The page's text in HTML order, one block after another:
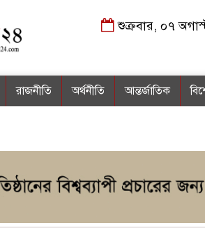
শুক্রবার, ০৭
রাজনীতি অর্থনীতি আন্তর্জাতিক